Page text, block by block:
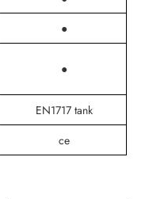
●
●
EN1717 tank
ce